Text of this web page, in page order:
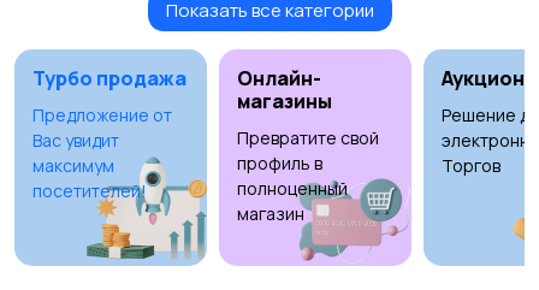
Видеонаблюдение Объективы
Фотовспышки Аксессуары
Показать все категории
Турбо продажа
Предложение от
Вас увидит
максимум
посетителей!
Онлайн-
магазины
Превратите свой
профиль в
полноценный
магазин
Аукционы
Решение
Торгов